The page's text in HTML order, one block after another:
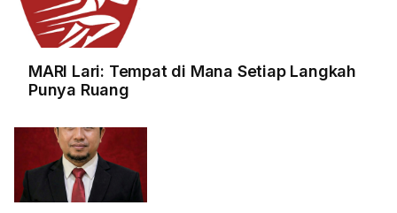
MARI Lari: Tempat di Mana Setiap Langkah
Punya Ruang